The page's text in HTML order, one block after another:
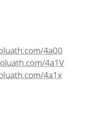
4a00
4a1V
4a1x